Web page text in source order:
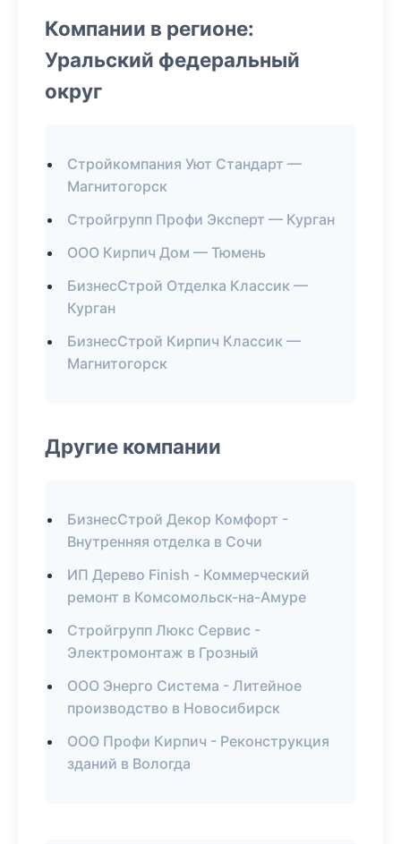
Компании в регионе:
Уральский федеральный
округ
Стройкомпания Уют Стандарт —
Магнитогорск
Стройгрупп Профи Эксперт — Курган
ООО Кирпич Дом — Тюмень
БизнесСтрой Отделка Классик —
Курган
БизнесСтрой Кирпич Классик —
Магнитогорск
Другие компании
БизнесСтрой Декор Комфорт -
Внутренняя отделка в Сочи
ИП Дерево Finish - Коммерческий
ремонт в Комсомольск-на-Амуре
Стройгрупп Люкс Сервис -
Электромонтаж в Грозный
ООО Энерго Система - Литейное
производство в Новосибирск
ООО Профи Кирпич - Реконструкция
зданий в Вологда